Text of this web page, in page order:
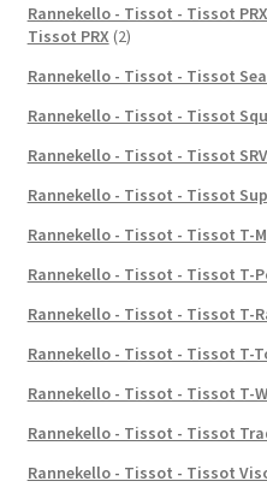
Rannekello - Tissot - Tissot
Tissot PRX (2)
Rannekello - Tissot - Tissot
Rannekello - Tissot - Tissot
Rannekello - Tissot - Tissot SRV
Rannekello - Tissot - Tissot
Rannekello - Tissot - Tissot T-
Rannekello - Tissot - Tissot T-
Rannekello - Tissot - Tissot T-
Rannekello - Tissot - Tissot T-
Rannekello - Tissot - Tissot T-
Rannekello - Tissot - Tissot
Rannekello - Tissot - Tissot